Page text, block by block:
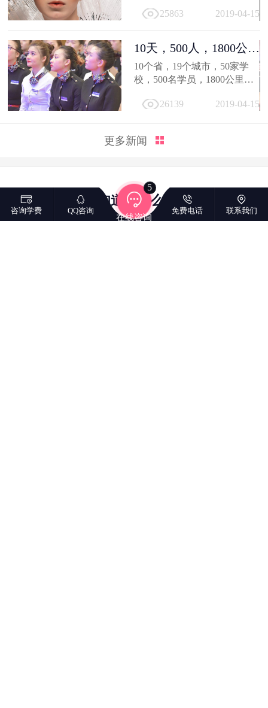
住...
25863 2019-04-15
10天，500人，1800公
里；不负韶...
10个省，19个城市，50家学
校，500名学员，1800公里，
地方...26139 2019-04-15
更多新闻
不知道选什么课?
留下信息，实战导师给你专业意见
咨询学费 QQ咨询 联系我们
免费电话
在线咨询
5